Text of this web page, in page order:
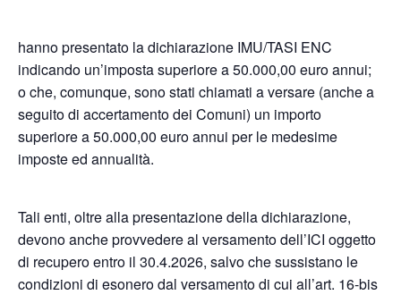
hanno presentato la dichiarazione IMU/TASI ENC
indicando un’imposta superiore a 50.000,00 euro annui;
o che, comunque, sono stati chiamati a versare (anche a
seguito di accertamento dei Comuni) un importo
superiore a 50.000,00 euro annui per le medesime
imposte ed annualità.
Tali enti, oltre alla presentazione della dichiarazione,
devono anche provvedere al versamento dell’ICI oggetto
di recupero entro il 30.4.2026, salvo che sussistano le
condizioni di esonero dal versamento di cui all’art. 16-bis